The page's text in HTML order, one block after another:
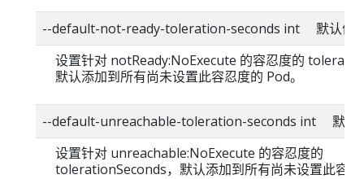
--default-not-ready-toleration-seconds int 默认值
设置针对 notReady:NoExecute 的容忍度的
默认添加到所有尚未设置此容忍度的 Pod。
--default-unreachable-toleration-seconds int 默认
设置针对 unreachable:NoExecute 的容忍度的
tolerationSeconds，默认添加到所有尚未设置此容